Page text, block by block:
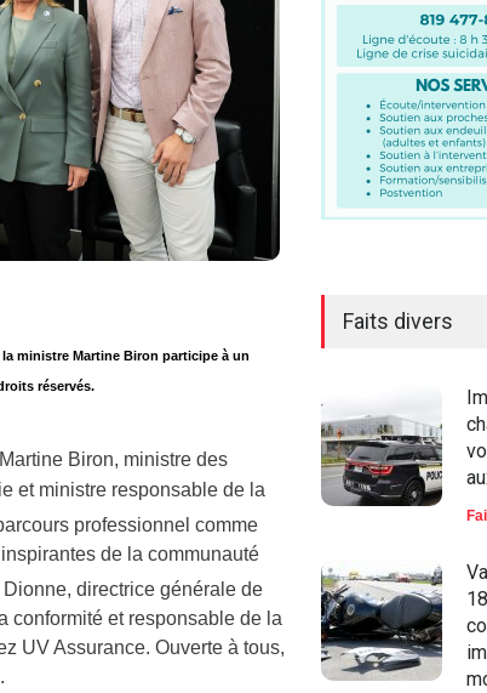
la ministre Martine Biron participe à un
réservés.
Martine Biron, ministre des
et ministre responsable de la
professionnel comme
de la communauté
directrice générale de
conformité et responsable de la
UV Assurance. Ouverte à tous,
Faits divers